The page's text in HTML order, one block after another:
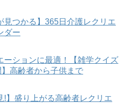
見つかる】365日介護レクリエ
ダー
ーションに最適！【雑学クイズ
高齢者から子供まで
!】盛り上がる高齢者レクリエ